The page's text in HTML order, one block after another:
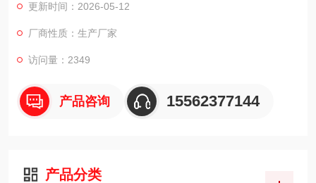
更新时间：2026-05-12
厂商性质：生产厂家
访问量：2349
产品咨询 15562377144
产品分类